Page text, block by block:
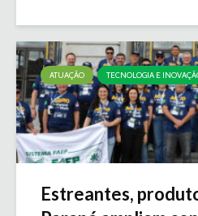
ATUAÇÃO TECNOLOGIA E
Estreantes,